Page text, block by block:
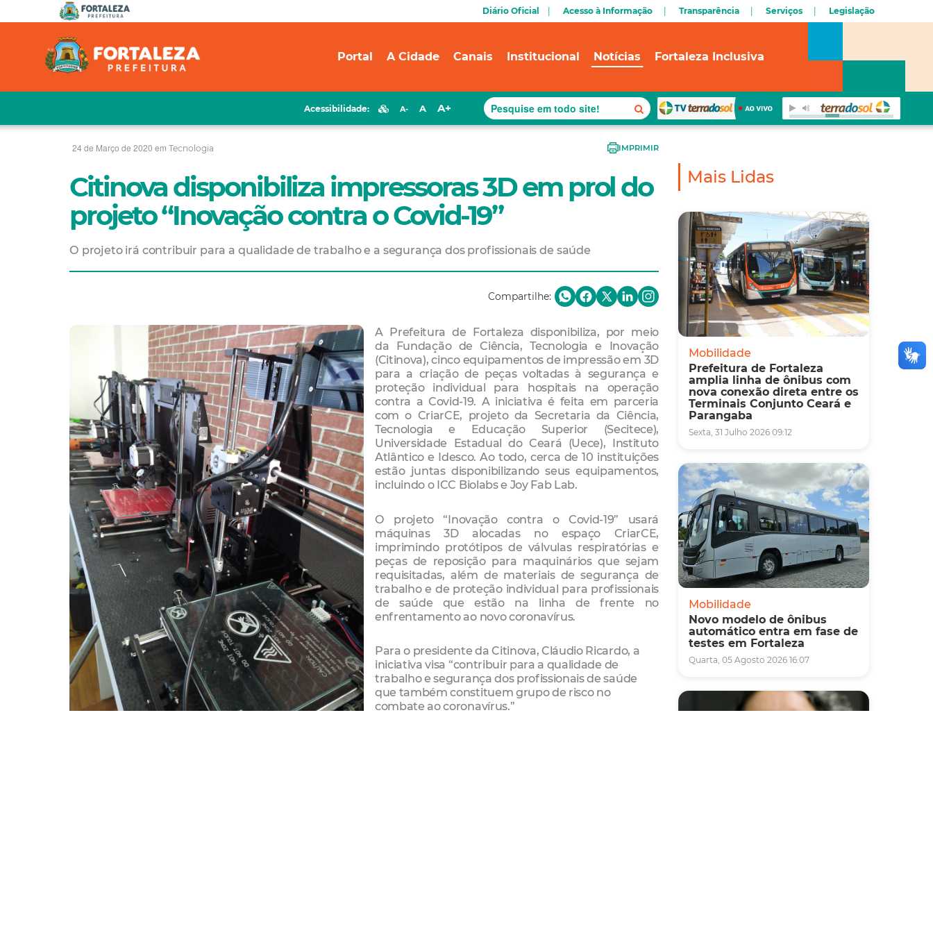
Diário Oficial Acesso à Informação Transparência Serviços Legislação
Portal A Cidade Canais Institucional Notícias Fortaleza Inclusiva
Acessibilidade: A- A A+
24 de Março de 2020 em Tecnologia IMPRIMIR
Citinova disponibiliza impressoras 3D em prol do
projeto “Inovação contra o Covid-19”
O projeto irá contribuir para a qualidade de trabalho e a segurança dos profissionais de saúde
Compartilhe:
A Prefeitura de Fortaleza disponibiliza, por meio
da Fundação de Ciência, Tecnologia e Inovação
(Citinova), cinco equipamentos de impressão em 3D
para a criação de peças voltadas à segurança e
proteção individual para hospitais na operação
contra a Covid-19. A iniciativa é feita em parceria
com o CriarCE, projeto da Secretaria da Ciência,
Tecnologia e Educação Superior (Secitece),
Universidade Estadual do Ceará (Uece), Instituto
Atlântico e Idesco. Ao todo, cerca de 10 instituições
estão juntas disponibilizando seus equipamentos,
incluindo o ICC Biolabs e Joy Fab Lab.
O projeto “Inovação contra o Covid-19” usará
máquinas 3D alocadas no espaço CriarCE,
imprimindo protótipos de válvulas respiratórias e
peças de reposição para maquinários que sejam
requisitadas, além de materiais de segurança de
trabalho e de proteção individual para profissionais
de saúde que estão na linha de frente no
enfrentamento ao novo coronavírus.
Para o presidente da Citinova, Cláudio Ricardo, a
iniciativa visa “contribuir para a qualidade de
trabalho e segurança dos profissionais de saúde
que também constituem grupo de risco no
combate ao coronavírus.”
Mais Lidas
Mobilidade
Prefeitura de Fortaleza
amplia linha de ônibus com
nova conexão direta entre os
Terminais Conjunto Ceará e
Parangaba
Sexta, 31 Julho 2026 09:12
Mobilidade
Novo modelo de ônibus
automático entra em fase de
testes em Fortaleza
Quarta, 05 Agosto 2026 16:07